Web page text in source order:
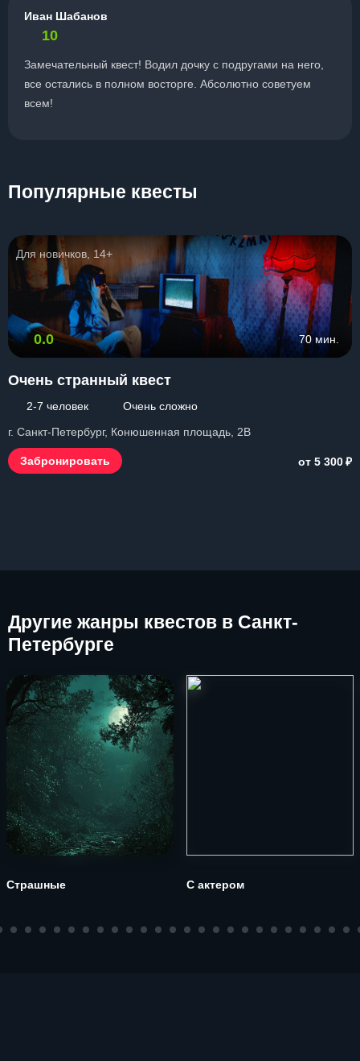
Иван Шабанов
10
Замечательный квест! Водил дочку с подругами на него,
все остались в полном восторге. Абсолютно советуем
всем!
Популярные квесты
Для новичков, 14+
0.0 70 мин.
Очень странный квест
2-7 человек
Очень сложно
г. Санкт-Петербург, Конюшенная площадь, 2В
Забронировать от 5 300₽
Другие жанры квестов в Санкт-
Петербурге
Страшные С актером